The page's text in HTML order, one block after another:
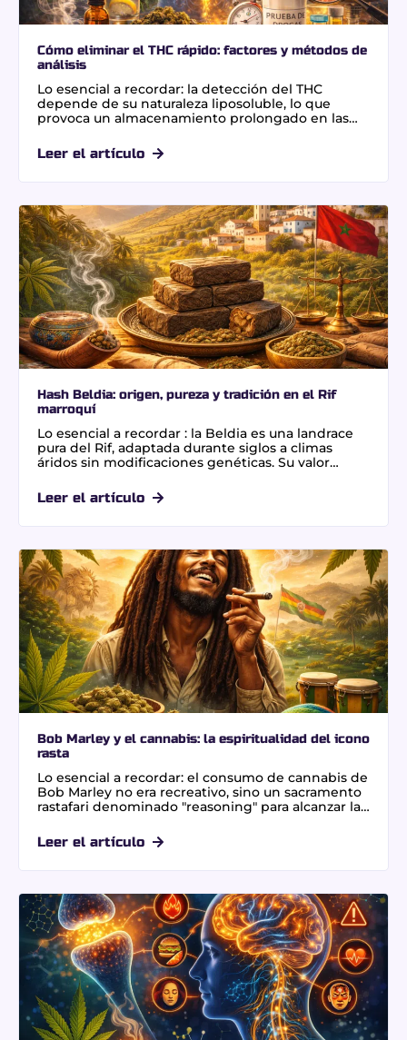
Cómo eliminar el THC rápido: factores y métodos de
análisis
Lo esencial a recordar: la detección del THC
depende de su naturaleza liposoluble, lo que
provoca un almacenamiento prolongado en las
enterohepático. Esta dinámica biológica hace
imposible una eliminación inmediata, ya que el
pueden identificar un consumo durante un
período de hasta 90 días.
Leer el artículo
Hash Beldia: origen, pureza y tradición en el Rif
marroquí
Lo esencial a recordar : la Beldia es una landrace
pura del Rif, adaptada durante siglos a climas
áridos sin modificaciones genéticas. Su valor
miel y madera, ofreciendo una relajación profunda
y natural. Esta genética única garantiza
Leer el artículo
Bob Marley y el cannabis: la espiritualidad del icono
rasta
Lo esencial a recordar: el consumo de cannabis de
Bob Marley no era recreativo, sino un sacramento
rastafari denominado "reasoning" para alcanzar la
creatividad musical, especialmente con la
variedad landrace Lamb’s Bread. Un dato clave: su
Leer el artículo